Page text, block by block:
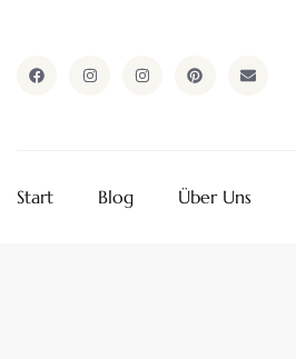
Start Blog Über Uns